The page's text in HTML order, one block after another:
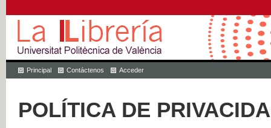
Principal Contáctenos Acceder
POLÍTICA DE